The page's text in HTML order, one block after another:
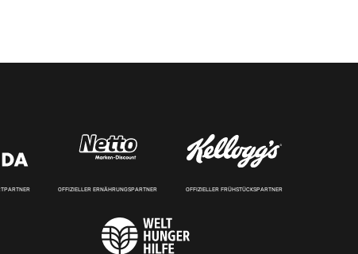
OFFIZIELLER ERNÄHRUNGSPARTNER OFFIZIELLER FRÜHSTÜCKSPARTNER